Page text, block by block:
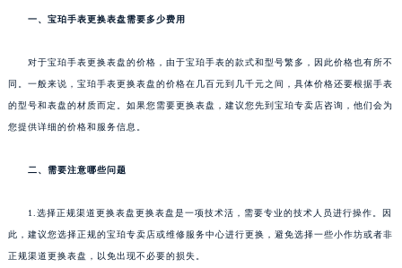
一、宝珀手表更换表盘需要多少费用
对于宝珀手表更换表盘的价格，由于宝珀手表的款式和型号繁多，因此价格也有所不
同。一般来说，宝珀手表更换表盘的价格在几百元到几千元之间，具体价格还要根据手表
的型号和表盘的材质而定。如果您需要更换表盘，建议您先到宝珀专卖店咨询，他们会为
您提供详细的价格和服务信息。
二、需要注意哪些问题
1.选择正规渠道更换表盘更换表盘是一项技术活，需要专业的技术人员进行操作。因
此，建议您选择正规的宝珀专卖店或维修服务中心进行更换，避免选择一些小作坊或者非
正规渠道更换表盘，以免出现不必要的损失。